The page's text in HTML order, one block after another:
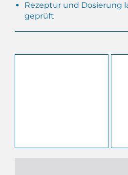
Rezeptur und Dosierung
geprüft